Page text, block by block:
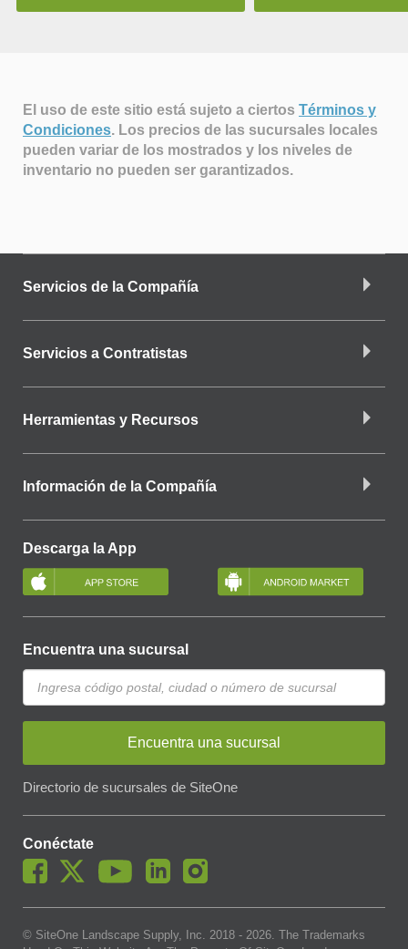
El uso de este sitio está sujeto a ciertos Términos y
Condiciones. Los precios de las sucursales locales
pueden variar de los mostrados y los niveles de
inventario no pueden ser garantizados.
Servicios de la Compañía
Servicios a Contratistas
Herramientas y Recursos
Información de la Compañía
Descarga la App
Encuentra una sucursal
Encuentra una sucursal
Directorio de sucursales de SiteOne
Conéctate
© SiteOne Landscape Supply, Inc. 2018 - 2026. The Trademarks